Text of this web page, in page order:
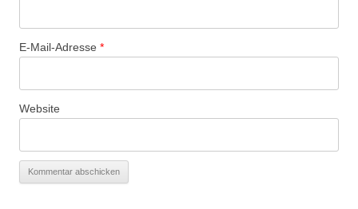
E-Mail-Adresse *
Website